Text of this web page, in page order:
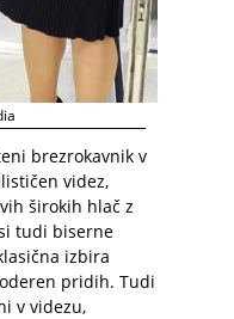
brezrokavnik v
videz,
širokih hlač z
tudi biserne
izbira
pridih. Tudi
v videzu,